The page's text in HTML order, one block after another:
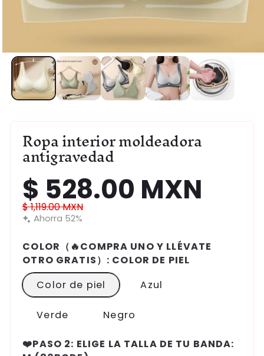
Abrir
elemento
multimedia
una
Ropa interior moldeadora
antigravedad
Precio
de
oferta
$ 528.00 MXN
Precio
habitual
$ 1,119.00 MXN
Ahorra 52%
COLOR（🔥COMPRA UNO Y LLÉVATE
OTRO GRATIS）: COLOR DE PIEL
Color de piel
Azul
Verde Negro
❤️PASO 2: ELIGE LA TALLA DE TU BANDA: